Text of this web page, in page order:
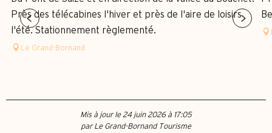
Près des télécabines l'hiver et près de l'aire de loisirs
l'été. Stationnement règlementé.
Le Grand-Bornand
Mis à jour le 24 juin 2026 à 17:05
par Le Grand-Bornand Tourisme